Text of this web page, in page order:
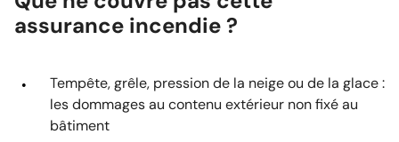
assurance incendie ?
Tempête, grêle, pression de la neige ou de la glace :
les dommages au contenu extérieur non fixé au
bâtiment